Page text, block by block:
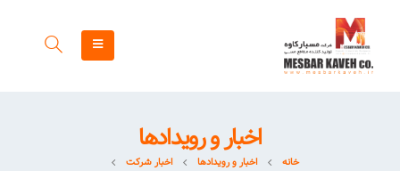
اخبار و رویدادها
خانه اخبار و رویدادها
اخبار شرکت